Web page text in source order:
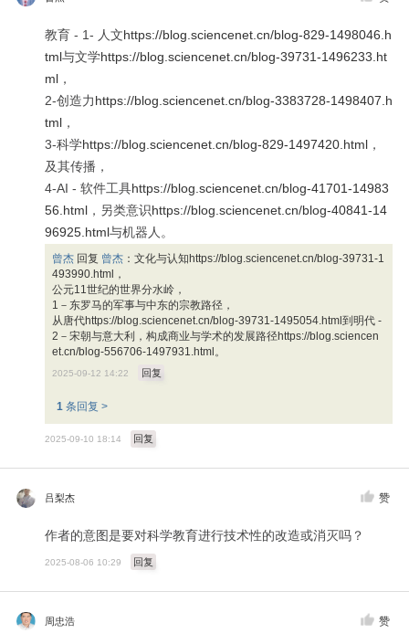
教育 - 1- 人文https://blog.sciencenet.cn/blog-829-1498046.h
tml与文学https://blog.sciencenet.cn/blog-39731-1496233.ht
ml ，
2-创造力 https://blog.sciencenet.cn/blog-3383728-1498407.h
tml ，
3-科学https://blog.sciencenet.cn/blog-829-1497420.html ，
及其传播，
4-AI - 软件工具https://blog.sciencenet.cn/blog-41701-14983
56.html ，另类意识https://blog.sciencenet.cn/blog-40841-14
96925.html与机器人。
曾杰 回复 曾杰 ：文化与认知 https://blog.sciencenet.cn/blog-39731-1
493990.html ，
公元11世纪的世界分水岭，
1－东罗马的军事与中东的宗教路径，
从唐代https://blog.sciencenet.cn/blog-39731-1495054.html到明代 -
2－宋朝与意大利，构成商业与学术的发展路径https://blog.sciencen
et.cn/blog-556706-1497931.html 。
2025-09-12 14:22 回复
1条回复 >
2025-09-10 18:14 回复
吕梨杰 赞
作者的意图是要对科学教育进行技术性的改造或消灭吗？
2025-08-06 10:29 回复
周忠浩 赞